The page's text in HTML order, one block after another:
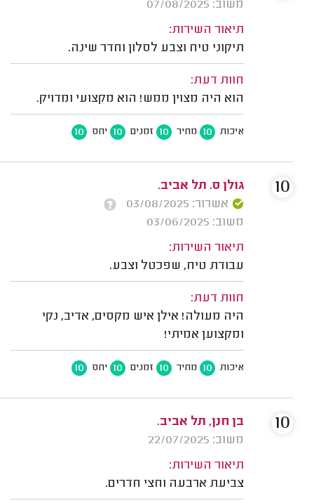
משוב: 07/08/2025
תיאור השירות:
תיקוני טיח וצבע לסלון וחדר שינה.
חוות דעת:
הוא היה מצוין ממש! הוא מקצועי ומדויק.
איכות 10 מחיר 10 זמנים 10 יחס 10
גולן ס. תל אביב.
אשרור: 03/08/2025
משוב: 03/06/2025
תיאור השירות:
עבודת טיח, שפכטל וצבע.
חוות דעת:
היה מעולה! אילן איש מקסים, אדיב, נקי
ומקצוען אמיתי!
איכות 10 מחיר 10 זמנים 10 יחס 10
10
בן חנן, תל אביב.
משוב: 22/07/2025
תיאור השירות:
צביעת ארבעה וחצי חדרים.
10